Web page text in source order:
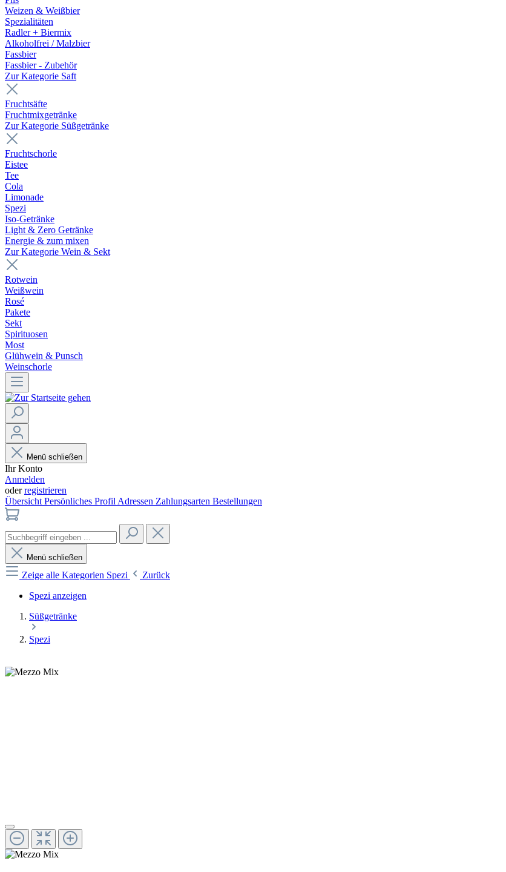
Weizen & Weißbier
Spezialitäten
Radler + Biermix
Alkoholfrei / Malzbier
Fassbier
Fassbier - Zubehör
Zur Kategorie Saft
Fruchtsäfte
Fruchtmixgetränke
Zur Kategorie Süßgetränke
Fruchtschorle
Eistee
Tee
Cola
Limonade
Spezi
Iso-Getränke
Light & Zero Getränke
Energie & zum mixen
Zur Kategorie Wein & Sekt
Rotwein
Weißwein
Rosé
Pakete
Sekt
Spirituosen
Most
Glühwein & Punsch
Weinschorle
Menü schließen
Ihr Konto
Anmelden
oderregistrieren
Übersicht Persönliches Profil Adressen Zahlungsarten Bestellungen
Menü schließen
Zeige alle Kategorien Spezi
Zurück
Spezi anzeigen
Süßgetränke
Spezi